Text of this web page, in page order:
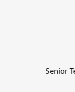
Senior